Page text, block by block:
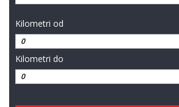
Kilometri od
Kilometri do